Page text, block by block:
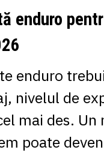
enduro
enduro
nivelul de
mai des.
poate